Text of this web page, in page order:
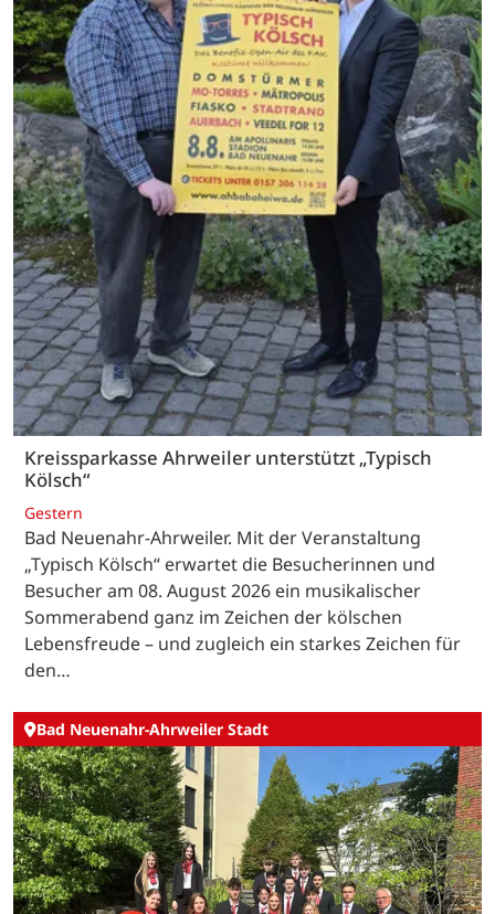
Kreissparkasse Ahrweiler unterstützt „Typisch
Kölsch“
Gestern
Bad Neuenahr-Ahrweiler. Mit der Veranstaltung
„Typisch Kölsch“ erwartet die Besucherinnen und
Besucher am 08. August 2026 ein musikalischer
Sommerabend ganz im Zeichen der kölschen
Lebensfreude – und zugleich ein starkes Zeichen für
den…
Bad Neuenahr-Ahrweiler Stadt